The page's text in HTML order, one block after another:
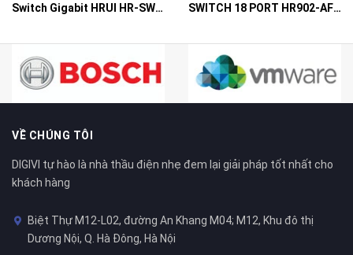
Switch Gigabit HRUI HR-SWG10240D
SWITCH 18 PORT HR902-AF162G-300 – Switch PoE 16 Cổng
VỀ CHÚNG TÔI
DIGIVI tự hào là nhà thầu điện nhẹ đem lại giải pháp tốt nhất cho
khách hàng
Biệt Thự M12-L02, đường An Khang M04; M12, Khu đô thị
Dương Nội, Q. Hà Đông, Hà Nội